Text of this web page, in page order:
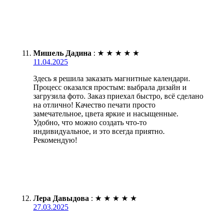
Мишель Дадина : ★ ★ ★ ★ ★
11.04.2025
Здесь я решила заказать магнитные календари.
Процесс оказался простым: выбрала дизайн и
загрузила фото. Заказ приехал быстро, всё сделано
на отлично! Качество печати просто
замечательное, цвета яркие и насыщенные.
Удобно, что можно создать что-то
индивидуальное, и это всегда приятно.
Рекомендую!
Лера Давыдова : ★ ★ ★ ★ ★
27.03.2025